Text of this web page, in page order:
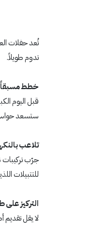
تُعد حفلات
تدوم طويلاً.
خطط مسبقاً
قبل اليوم
ستسعد
تلاعب
جرّب تركيبات
للتتبيلات
التركيز على
لا يقل